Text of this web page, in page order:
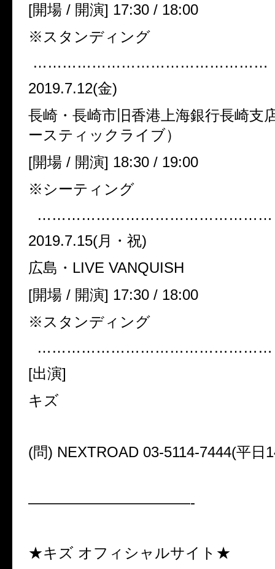
[開場 / 開演] 17:30 / 18:00
※スタンディング
…………………………………………
2019.7.12(金)
長崎・長崎市旧香港上海銀行長崎支
ースティックライブ）
[開場 / 開演] 18:30 / 19:00
※シーティング
…………………………………………
2019.7.15(月・祝)
広島・LIVE VANQUISH
[開場 / 開演] 17:30 / 18:00
※スタンディング
…………………………………………
[出演]
キズ
(問) NEXTROAD 03-5114-7444(平日
———————————-
★キズ オフィシャルサイト★